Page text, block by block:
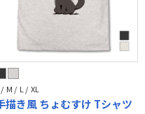
/ M / L / XL
描き風 ちょむすけ Tシャツ